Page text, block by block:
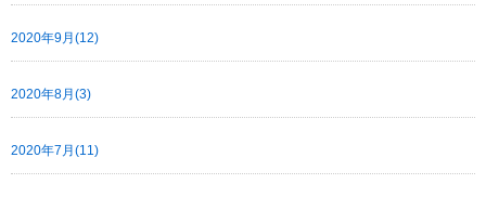
2020年9月(12)
2020年8月(3)
2020年7月(11)